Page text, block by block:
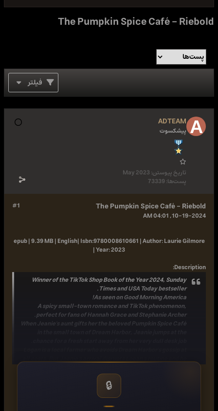
The Pumpkin Spice Café - Riebold
فیلتر
ADTEAM
پیشکسوت
تاریخ پیوستن:May 2023
پست‌ها:73339
#1 The Pumpkin Spice Café - Riebold
10-19-2024, 04:01 AM
epub | 9.39 MB | English|Isbn:9780008610661 |Author:Laurie Gilmore
|Year:2023
Description
:
Winner of the TikTok Shop Book of the Year 2024, Sunday
Times and USA Today bestseller.
As seen on Good Morning America!
A spicy small-town romance and TikTok phenomenon,
perfect for fans of Hannah Grace and Stephanie Archer.
When Jeanie's aunt gifts her the beloved Pumpkin Spice Café
except that he finds himself inexplicably drawn to her.
Will Jeanie's happy-go-lucky attitude win over the grumpy-
but-gorgeous Logan, or has this city girl found the one person
🔒